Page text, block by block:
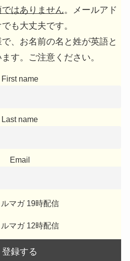
はありません。メールアド
も大丈夫です。
、お名前の名と姓が英語と
す。ご注意ください。
First name
Last name
Email
ルマガ 19時配信
ルマガ 12時配信